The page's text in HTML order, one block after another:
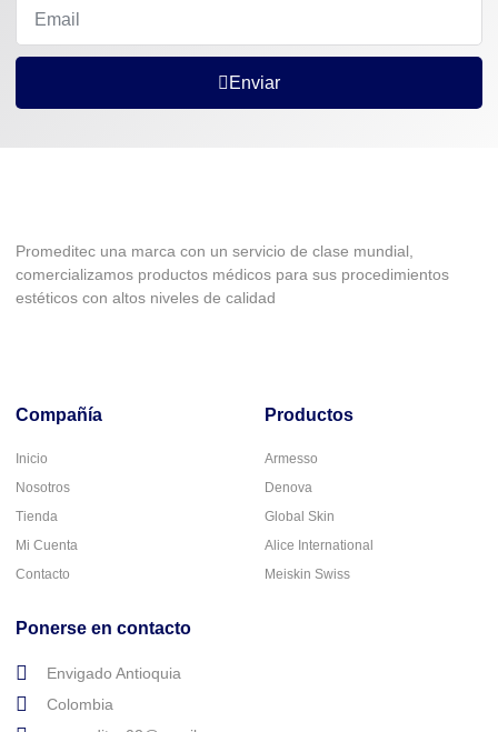
Enviar
Promeditec una marca con un servicio de clase mundial,
comercializamos productos médicos para sus procedimientos
estéticos con altos niveles de calidad
Compañía
Inicio
Nosotros
Tienda
Mi Cuenta
Contacto
Productos
Armesso
Denova
Global Skin
Alice International
Meiskin Swiss
Ponerse en contacto
Envigado Antioquia
Colombia